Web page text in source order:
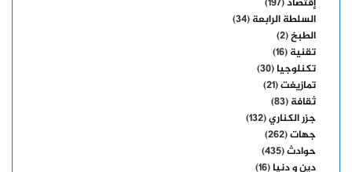
السلطة الرابعة(34)
الطبخ(2)
تقنية(16)
تكنلوجيا(30)
تمازيغت(21)
ثقافة(83)
جزر الكناري(132)
جهات(262)
حوادث(435)
دين و دنيا(16)